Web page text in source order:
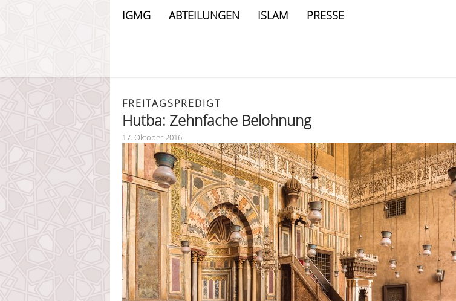
IGMG ABTEILUNGEN ISLAM PRESSE
FREITAGSPREDIGT
Hutba: Zehnfache Belohnung
17. Oktober 2016